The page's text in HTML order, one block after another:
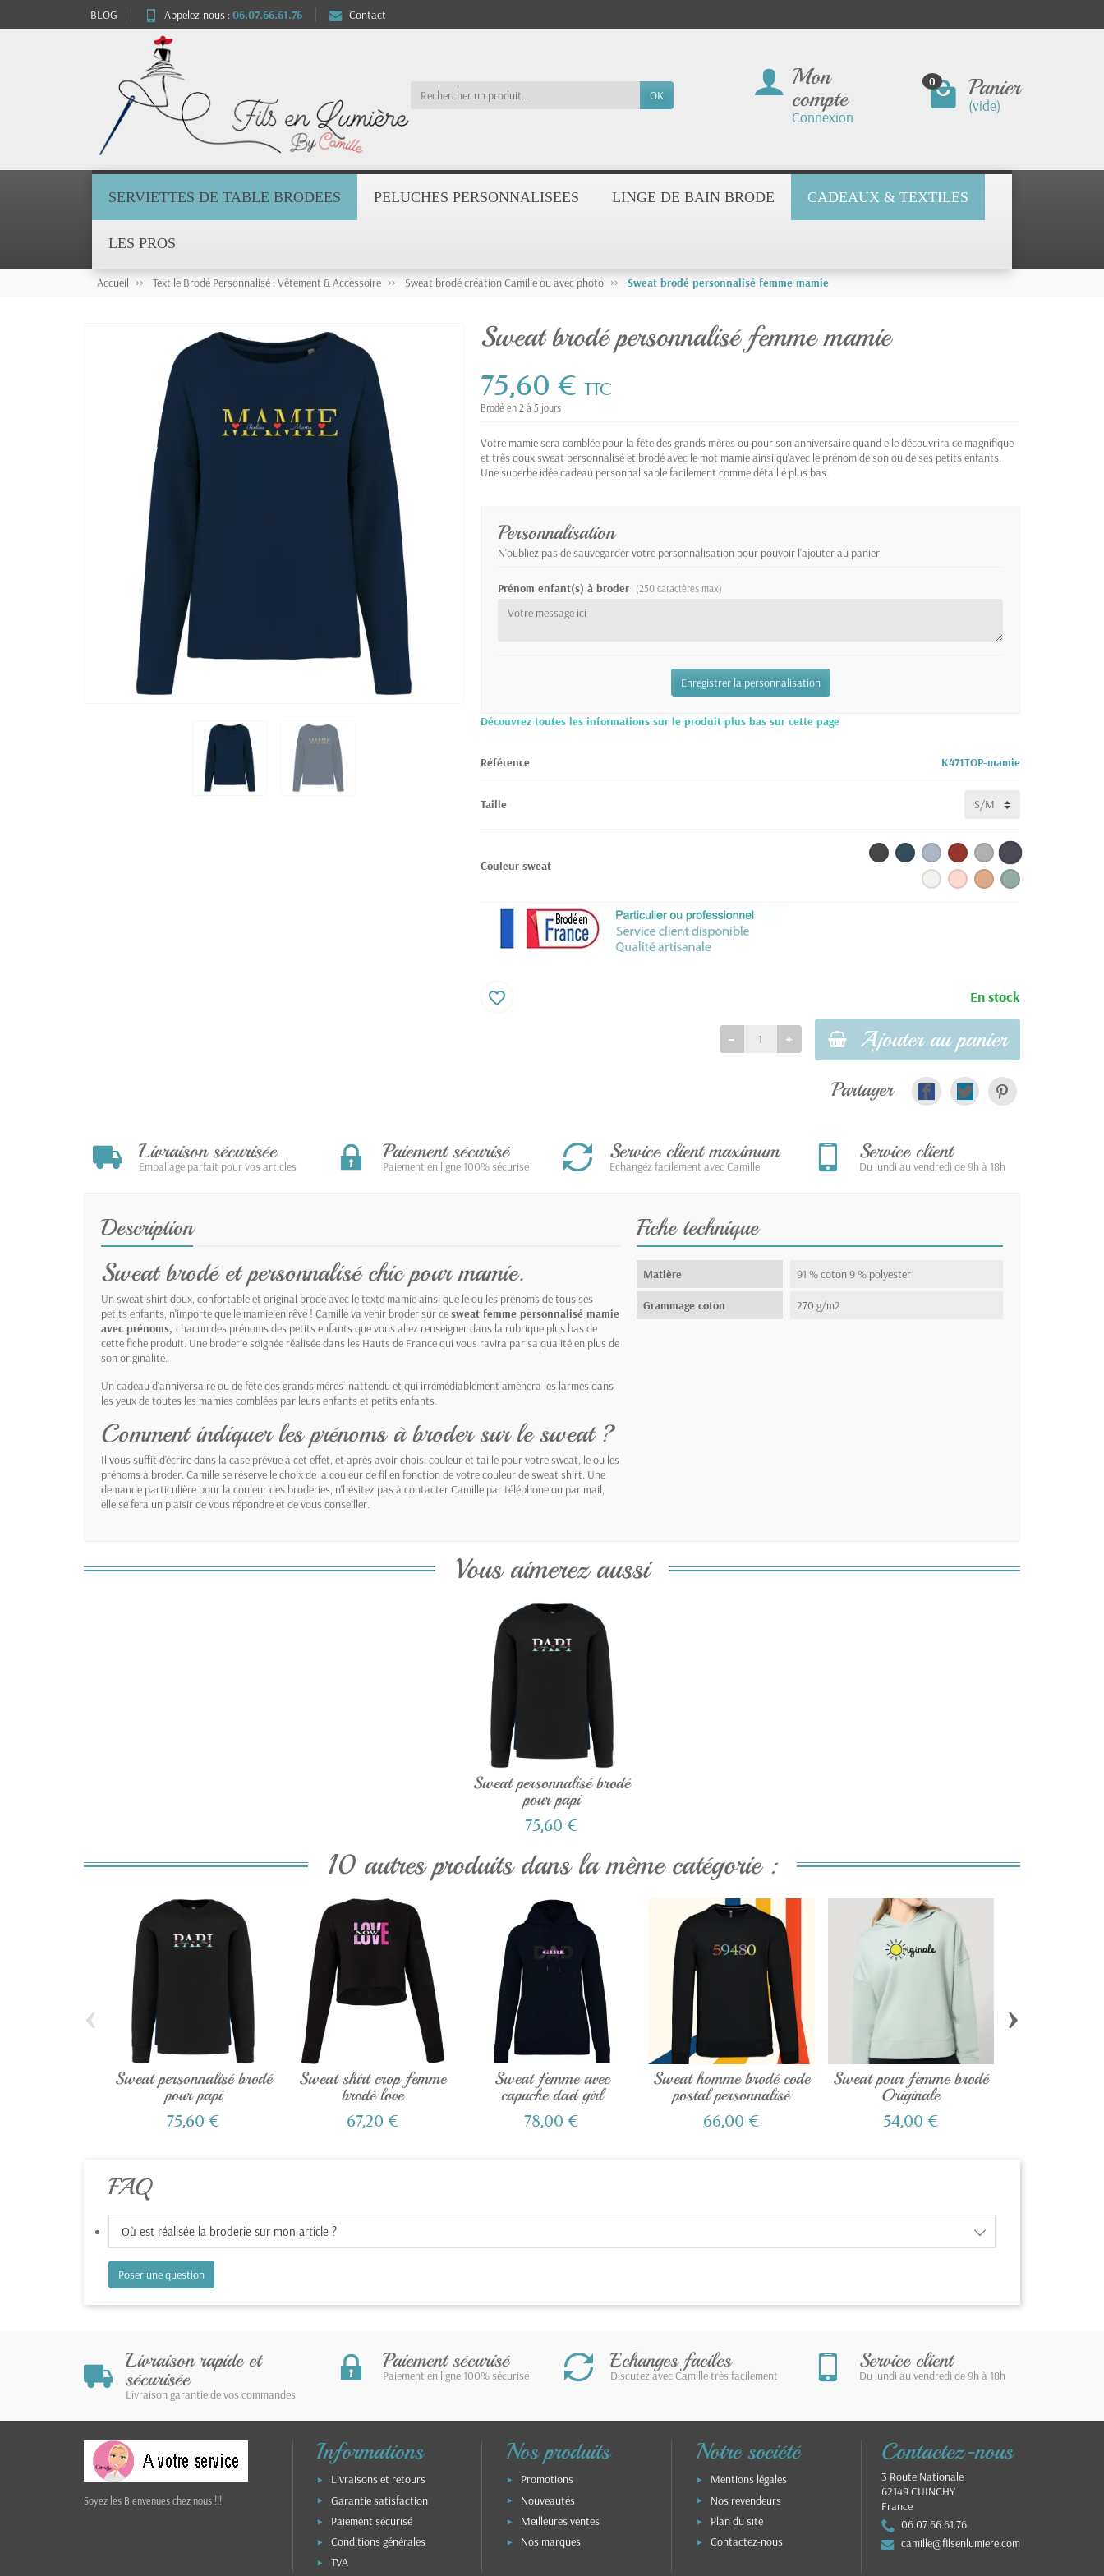
BLOG Appelez-nous :06.07.66.61.76 Contact
OK
Mon
compte
Connexion
0 Panier
(vide)
SERVIETTES DE TABLE BRODEES PELUCHES PERSONNALISEES LINGE DE BAIN BRODE CADEAUX & TEXTILES
LES PROS
Accueil Textile Brodé Personnalisé : Vêtement & Accessoire Sweat brodé création Camille ou avec photo Sweat brodé personnalisé femme mamie
Sweat brodé personnalisé femme mamie
75,60 €TTC
Brodé en 2 à 5 jours
Votre mamie sera comblée pour la fête des grands mères ou pour son anniversaire quand elle découvrira ce magnifique
et très doux sweat personnalisé et brodé avec le mot mamie ainsi qu'avec le prénom de son ou de ses petits enfants.
Une superbe idée cadeau personnalisable facilement comme détaillé plus bas.
Personnalisation
N'oubliez pas de sauvegarder votre personnalisation pour pouvoir l'ajouter au panier
Prénom enfant(s) à broder (250 caractères max)
Enregistrer la personnalisation
Découvrez toutes les informations sur le produit plus bas sur cette page
Référence K471TOP-mamie
Taille
Couleur sweat
En stock
Ajouter au panier
favorite_border
Partager
Livraison sécurisée
Emballage parfait pour vos articles
Paiement sécurisé
Paiement en ligne 100% sécurisé
Service client maximum
Echangez facilement avec Camille
Service client
Du lundi au vendredi de 9h à 18h
Description
Sweat brodé et personnalisé chic pour mamie.
Un sweat shirt doux, confortable et original brodé avec le texte mamie ainsi que le ou les prénoms de tous ses
petits enfants, n'importe quelle mamie en rêve ! Camille va venir broder sur cesweat femme personnalisé mamie
avec prénoms, chacun des prénoms des petits enfants que vous allez renseigner dans la rubrique plus bas de
cette fiche produit. Une broderie soignée réalisée dans les Hauts de France qui vous ravira par sa qualité en plus de
son originalité.
Un cadeau d'anniversaire ou de fête des grands mères inattendu et qui irrémédiablement amènera les larmes dans
les yeux de toutes les mamies comblées par leurs enfants et petits enfants.
Comment indiquer les prénoms à broder sur le sweat ?
Il vous suffit d'écrire dans la case prévue à cet effet, et après avoir choisi couleur et taille pour votre sweat, le ou les
prénoms à broder. Camille se réserve le choix de la couleur de fil en fonction de votre couleur de sweat shirt. Une
demande particulière pour la couleur des broderies, n'hésitez pas à contacter Camille par téléphone ou par mail,
elle se fera un plaisir de vous répondre et de vous conseiller.
Fiche technique
Matière 91 % coton 9 % polyester
Grammage coton 270 g/m2
Vous aimerez aussi
Sweat personnalisé brodé
pour papi
75,60 €
10 autres produits dans la même catégorie :
Sweat personnalisé brodé
pour papi
75,60 €
Sweat shirt crop femme
brodé love
67,20 €
Sweat femme avec
capuche dad girl
78,00 €
Sweat homme brodé code
postal personnalisé
66,00 €
Sweat pour femme brodé
Originale
54,00 €
‹ ›
FAQ
Où est réalisée la broderie sur mon article ?
Poser une question
Livraison rapide et
sécurisée
Livraison garantie de vos commandes
Paiement sécurisé
Paiement en ligne 100% sécurisé
Echanges faciles
Discutez avec Camille très facilement
Service client
Du lundi au vendredi de 9h à 18h
Soyez les Bienvenues chez nous !!!
Informations
Livraisons et retours
Garantie satisfaction
Paiement sécurisé
Conditions générales
TVA
Nos produits
Promotions
Nouveautés
Meilleures ventes
Nos marques
Notre société
Mentions légales
Nos revendeurs
Plan du site
Contactez-nous
Contactez-nous
3 Route Nationale
62149 CUINCHY
France
06.07.66.61.76
camille@filsenlumiere.com